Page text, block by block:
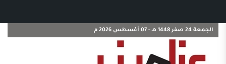
الجمعة 24 صفر 1448 هـ - 07 أغسطس 2026 م